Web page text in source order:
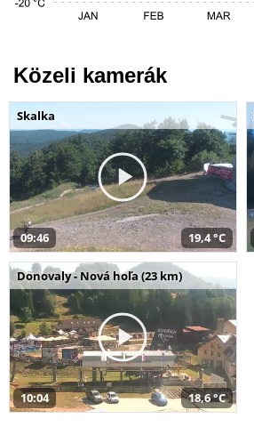
Közeli kamerák
Skalka
09:46 19,4 °C
Donovaly - Nová hoľa (23 km)
10:04 18,6 °C